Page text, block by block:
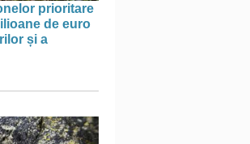
prioritare
de euro
și a